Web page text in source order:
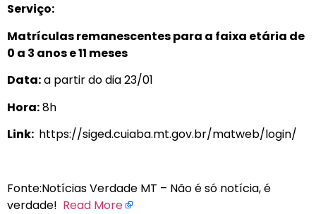
Serviço:
Matrículas remanescentes para a faixa etária de
0 a 3 anos e 11 meses
Data:a partir do dia 23/01
Hora:8h
Link: https://siged.cuiaba.mt.gov.br/matweb/login/
Fonte:Notícias Verdade MT – Não é só notícia, é
verdade! Read More